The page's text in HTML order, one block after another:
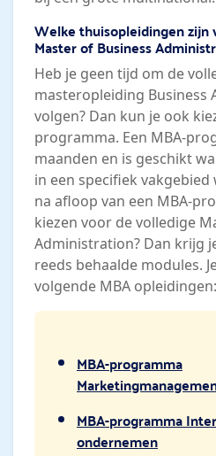
Welke thuisopleidingen zijn
Master of Business
Heb je geen tijd om de
masteropleiding Business
volgen? Dan kun je ook
programma. Een MBA-
maanden en is geschikt
in een specifiek
na afloop van een MBA-
kiezen voor de volledige
Administration? Dan krijg
reeds behaalde modules.
volgende MBA opleidingen:
MBA-programma
MBA-programma
ondernemen